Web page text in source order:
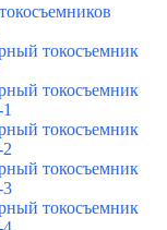
токосъемник
токосъемник
токосъемник
токосъемник
3
токосъемник